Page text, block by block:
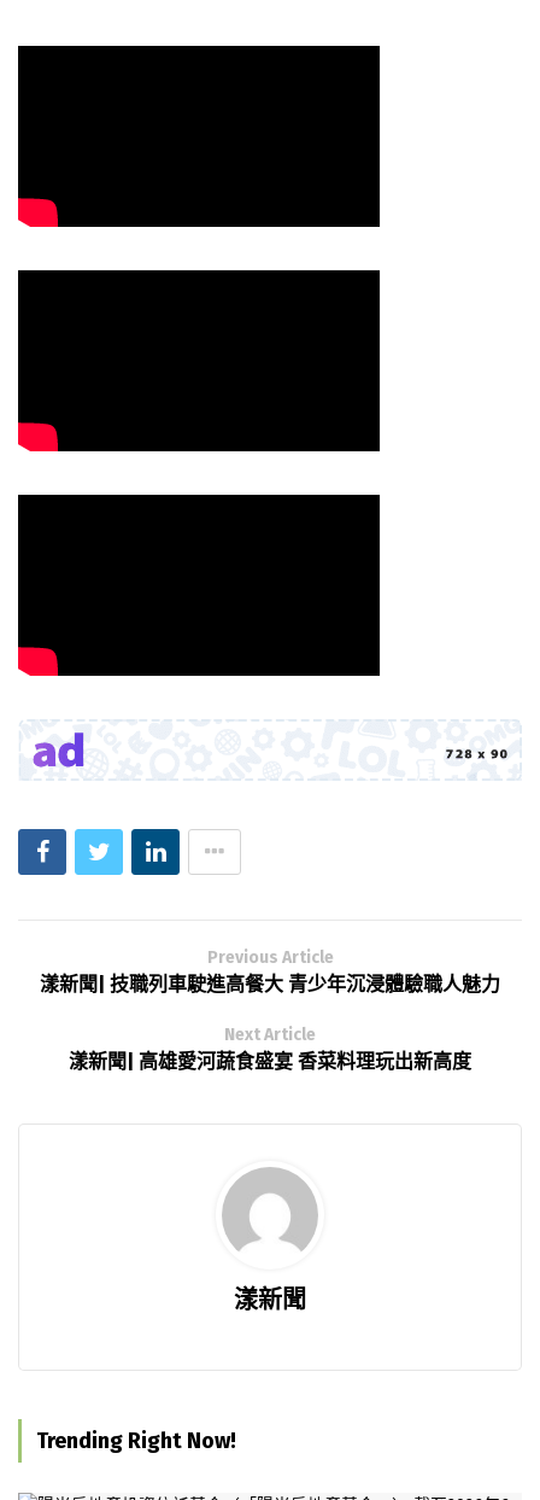
Previous Article
漾新聞| 技職列車駛進高餐大 青少年沉浸體驗職人魅力
Next Article
漾新聞| 高雄愛河蔬食盛宴 香菜料理玩出新高度
漾新聞
Trending Right Now!